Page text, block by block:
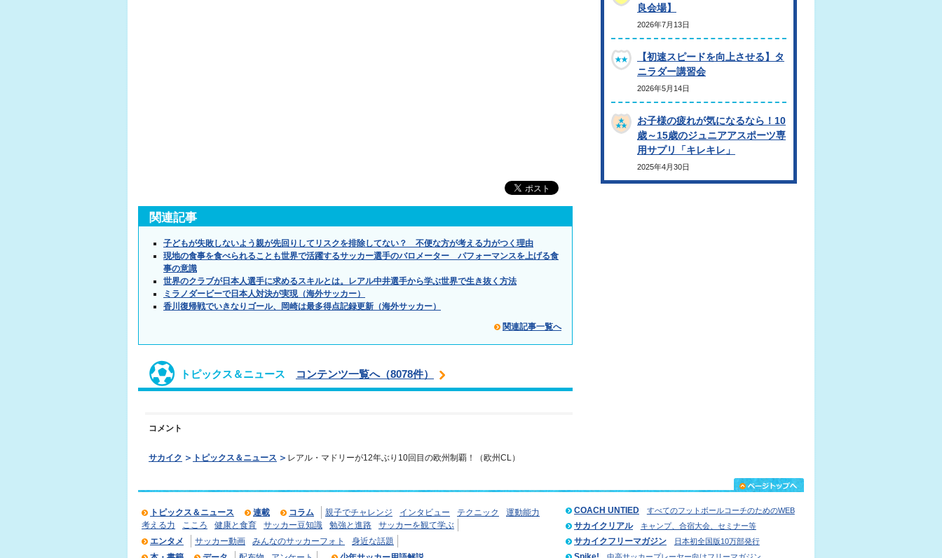
関連記事
子どもが失敗しないよう親が先回りしてリスクを排除してない？ 不便な方が考える力がつく理由
現地の食事を食べられることも世界で活躍するサッカー選手のバロメーター パフォーマンスを上げる食
事の意識
世界のクラブが日本人選手に求めるスキルとは。レアル中井選手から学ぶ世界で生き抜く方法
ミラノダービーで日本人対決が実現（海外サッカー）
香川復帰戦でいきなりゴール、岡崎は最多得点記録更新（海外サッカー）
関連記事一覧へ
トピックス＆ニュース コンテンツ一覧へ（8078件）
コメント
サカイク トピックス＆ニュース レアル・マドリーが12年ぶり10回目の欧州制覇！（欧州CL）
良会場】
2026年7月13日
【初速スピードを向上させる】タ
ニラダー講習会
2026年5月14日
お子様の疲れが気になるなら！10
歳～15歳のジュニアアスポーツ専
用サプリ「キレキレ」
2025年4月30日
トピックス＆ニュース 連載 コラム 親子でチャレンジ インタビュー テクニック
運動能力
考える力
こころ 健康と食育 サッカー豆知識 勉強と進路
サッカーを観て学ぶ
エンタメ
サッカー動画 みんなのサッカーフォト
身近な話題
COACH UNTIED すべてのフットボールコーチのためのWEB
サカイクリアル キャンプ、合宿大会、セミナー等
サカイクフリーマガジン 日本初全国版10万部発行